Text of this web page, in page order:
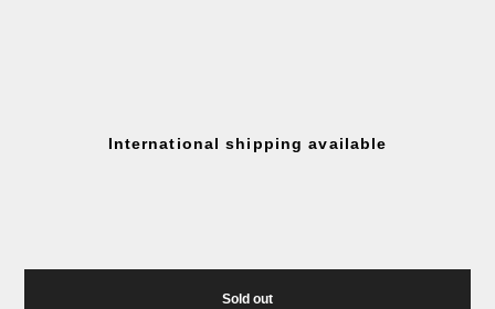
International shipping available
Sold out